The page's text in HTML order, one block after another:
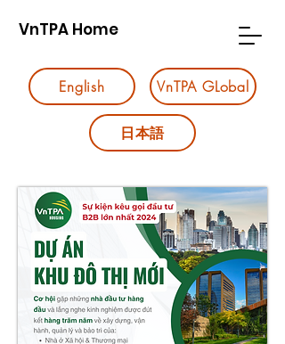
VnTPA Home
English VnTPA GLobal
日本語